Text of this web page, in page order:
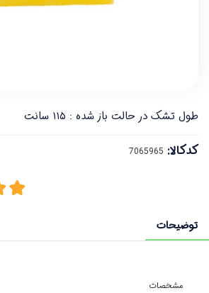
طول تشک در حالت باز شده : ۱۱۵ سانت
کدکالا:
توضیحات
مشخصات